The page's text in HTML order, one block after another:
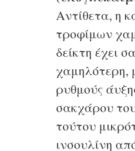
Αντίθετα, η
τροφίμων
δείκτη έχει
χαμηλότερη,
ρυθμούς
σακχάρου
τούτου
ινσουλίνη